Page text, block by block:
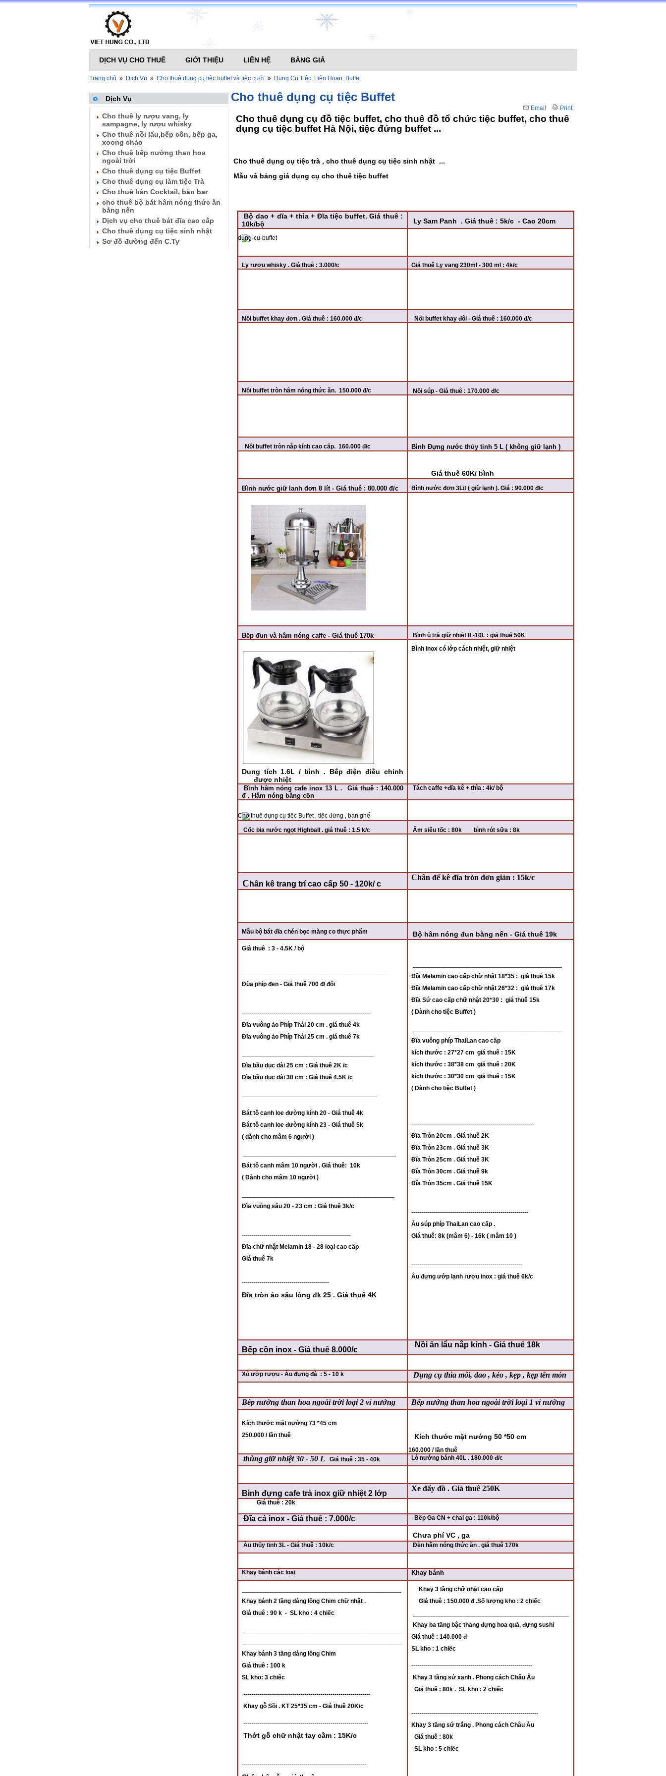
DỊCH VỤ CHO THUÊ GIỚI THIỆU LIÊN HỆ BẢNG GIÁ
Trang chủ » Dịch Vụ » Cho thuê dụng cụ tiệc buffet và tiệc cưới » Dụng Cụ Tiệc, Liên Hoan, Buffet
Dịch Vụ
Cho thuê ly rượu vang, ly
sampagne, ly rượu whisky
Cho thuê nồi lẩu,bếp cồn, bếp ga,
xoong chảo
Cho thuê bếp nướng than hoa
ngoài trời
Cho thuê dụng cụ tiệc Buffet
Cho thuê dụng cụ làm tiệc Trà
Cho thuê bàn Cocktail, bàn bar
cho thuê bộ bát hâm nóng thức ăn
bằng nến
Dịch vụ cho thuê bát đĩa cao cấp
Cho thuê dụng cụ tiệc sinh nhật
Sơ đồ đường đến C.Ty
Cho thuê dụng cụ tiệc Buffet
Email Print
Cho thuê dụng cụ đồ tiệc buffet, cho thuê đồ tổ chức tiệc buffet, cho thuê
dụng cụ tiệc buffet Hà Nội, tiệc đứng buffet ...
Cho thuê dụng cụ tiệc trà , cho thuê dụng cụ tiệc sinh nhật ...
Mẫu và bảng giá dụng cụ cho thuê tiệc buffet
Bộ dao + dĩa + thìa + Đĩa tiệc buffet. Giá thuê :
10k/bộ
Ly Sam Panh . Giá thuê : 5k/c - Cao 20cm
Ly rượu whisky . Giá thuê : 3.000/c Giá thuê Ly vang 230ml - 300 ml : 4k/c
Nồi buffet khay đơn . Giá thuê : 160.000 đ/c Nồi buffet khay đôi - Giá thuê : 160.000 đ/c
Nồi buffet tròn hâm nóng thức ăn. 150.000 đ/c Nồi súp - Giá thuê : 170.000 đ/c
Nồi buffet tròn nắp kính cao cấp. 160.000 đ/c Bình Đựng nước thủy tinh 5 L ( không giữ lạnh )
Giá thuê 60K/ bình
Bình nước giữ lanh đơn 8 lít - Giá thuê : 80.000 đ/c Bình nước đơn 3Lit ( giữ lạnh ). Giá : 90.000 đ/c
Bếp đun và hâm nóng caffe - Giá thuê 170k Bình ủ trà giữ nhiệt 8 -10L : giá thuê 50K
Dung tích 1.6L / bình . Bếp điện điều chỉnh
được nhiệt
Bình inox có lớp cách nhiệt, giữ nhiệt
Bình hâm nóng cafe inox 13 L . Giá thuê : 140.000
đ . Hâm nóng bằng cồn
Tách caffe +đĩa kê + thìa : 4k/ bộ
Cốc bia nước ngọt Highball . giá thuê : 1.5 k/c Ấm siêu tốc : 80k bình rót sữa : 8k
C hân kê trang trí cao cấp 50 - 120k/ c
Chân đế kê đĩa tròn đơn giản : 15k/c
Mẫu bộ bát đĩa chén bọc màng co thực phẩm Bộ hâm nóng đun bằng nến - Giá thuê 19k
Giá thuê : 3 - 4.5K / bộ
Đũa phíp đen - Giá thuê 700 đ/ đôi
-----------------------------------------------------------------
Đĩa vuông ảo Phíp Thái 20 cm . giá thuê 4k
Đĩa vuông ảo Phíp Thái 25 cm . giá thuê 7k
Đĩa bầu dục dài 25 cm : Giá thuê 2K /c
Đĩa bầu dục dài 30 cm : Giá thuê 4.5K /c
Bát tô canh loe đường kính 20 - Giá thuê 4k
Bát tô canh loe đường kính 23 - Giá thuê 5k
( dành cho mâm 6 người )
Bát tô canh mâm 10 người . Giá thuê: 10k
( Dành cho mâm 10 người )
Đĩa vuông sâu 20 - 23 cm : Giá thuê 3k/c
-------------------------------------------------------
Đĩa chữ nhật Melamin 18 - 28 loại cao cấp
Giá thuê 7k
--------------------------------------------
Đĩa tròn ảo sâu lòng đk 25 . Giá thuê 4K
Đĩa Melamin cao cấp chữ nhật 18*35 : giá thuê 15k
Đĩa Melamin cao cấp chữ nhật 26*32 : giá thuê 17k
Đĩa Sứ cao cấp chữ nhật 20*30 : giá thuê 15k
( Dành cho tiệc Buffet )
Đĩa vuông phíp ThaiLan cao cấp
kích thước : 27*27 cm giá thuê : 15K
kích thước : 38*38 cm giá thuê : 20K
kích thước : 30*30 cm giá thuê : 15K
( Dành cho tiệc Buffet )
--------------------------------------------------------------
Đĩa Tròn 20cm . Giá thuê 2K
Đĩa Tròn 23cm . Giá thuê 3K
Đĩa Tròn 25cm . Giá thuê 3K
Đĩa Tròn 30cm . Giá thuê 9k
Đĩa Tròn 35cm . Giá thuê 15K
-----------------------------------------------------------
Âu súp phíp ThaiLan cao cấp .
Giá thuê: 8k (mâm 6) - 16k ( mâm 10 )
--------------------------------------------------------
Âu đựng ướp lạnh rượu inox : giá thuê 6k/c
Bếp cồn inox - Giá thuê 8.000/c
Nồi ăn lẩu nắp kính - Giá thuê 18k
Xô ướp rượu - Âu đựng đá : 5 - 10 k Dụng cụ thìa môi, dao , kéo , kẹp , kẹp tên món
Bếp nướng than hoa ngoài trời loại 2 vỉ nướng Bếp nướng than hoa ngoài trời loại 1 vỉ nướng
Kích thước mặt nướng 73 *45 cm
250.000 / lần thuê
Kích thước mặt nướng 50 *50 cm
160.000 / lần thuê
thùng giữ nhiệt 30 - 50 L .Giá thuê : 35 - 40k Lò nướng bánh 40L . 180.000 đ/c
Bình đựng cafe trà inox giữ nhiệt 2 lớp
Xe đẩy đồ . Giá thuê 250K
Giá thuê : 20k
Đĩa cá inox - Giá thuê : 7.000/c Bếp Ga CN + chai ga : 110k/bộ
Chưa phí VC , ga
Âu thủy tinh 3L - Giá thuê : 10k/c Đèn hâm nóng thức ăn . giá thuê 170k
Khay bánh các loại Khay bánh
Khay bánh 2 tầng dáng lồng Chim chữ nhật .
Giá thuê : 90 k - SL kho : 4 chiếc
Khay bánh 3 tầng dáng lồng Chim
Giá thuê : 100 k
SL kho: 3 chiếc
----------------------------------------------------------------
Khay gỗ Sồi . KT 25*35 cm - Giá thuê 20K/c
---------------------------------------------------------------
Thớt gỗ chữ nhật tay cầm : 15K/c
---------------------------------------------------------------
Khay 3 tầng chữ nhật cao cấp
Giá thuê : 150.000 đ .Số lượng kho : 2 chiếc
Khay ba tầng bậc thang đựng hoa quả, đựng sushi
Giá thuê : 140.000 đ
SL kho : 1 chiếc
-------------------------------------------------------------
Khay 3 tầng sứ xanh . Phong cách Châu Âu
Giá thuê : 80k . SL kho : 2 chiếc
----------------------------------------------------------------
Khay 3 tầng sứ trắng . Phong cách Châu Âu
Giá thuê : 80k
SL kho : 5 chiếc